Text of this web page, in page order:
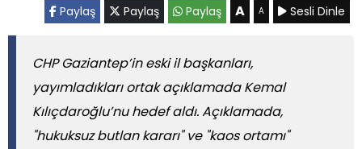
Paylaş Paylaş Paylaş A A Sesli Dinle
CHP Gaziantep’in eski il başkanları,
yayımladıkları ortak açıklamada Kemal
Kılıçdaroğlu’nu hedef aldı. Açıklamada,
"hukuksuz butlan kararı" ve "kaos ortamı"